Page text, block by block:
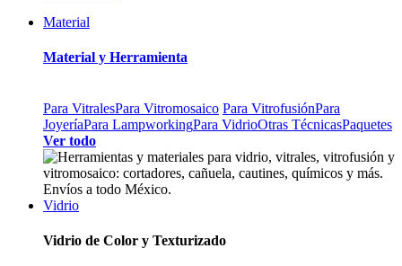
Material
Material y Herramienta
Para VitralesPara Vitromosaico Para VitrofusiónPara
JoyeríaPara LampworkingPara VidrioOtras TécnicasPaquetes
Ver todo
Vidrio
Vidrio de Color y Texturizado